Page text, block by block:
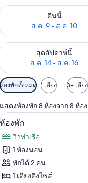
คืนนี้
ส.ค. 9 - ส.ค. 10
ตรวจสอบจำนวนห้องพัก
สุดสัปดาห์นี้
ส.ค. 14 - ส.ค. 16
ตรวจสอบจำนวนห้องพักว่
ตัว
กรอง
ที่
มี
ให้
สำหรับ
ห้อง
พัก
ห้องพักทั้งหมด 1 เตียง 3+ เตียง
แสดงห้องพัก 8 ห้องจาก 8 ห้อง
เปิด
ภาพถ่าย
ทั้งหมด
ของ
ห้อง
3
ห้องพัก
วิวท่าเรือ
1 ห้องนอน
พักได้ 2 คน
1 เตียงคิงไซส์